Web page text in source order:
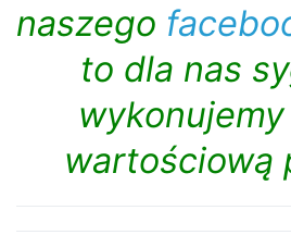
naszego
to dla nas
wartościową